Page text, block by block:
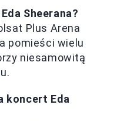
Sheerana?
Plus Arena
pomieści wielu
niesamowitą
koncert Eda